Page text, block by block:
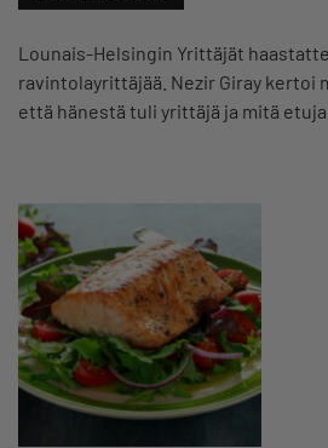
Lounais-Helsingin Yrittäjät
ravintolayrittäjää. Nezir Giray kertoi
että hänestä tuli yrittäjä ja mitä etuja